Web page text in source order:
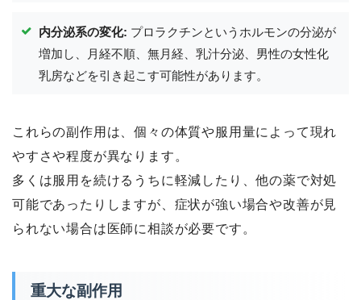
内分泌系の変化: プロラクチンというホルモンの分泌が
増加し、月経不順、無月経、乳汁分泌、男性の女性化
乳房などを引き起こす可能性があります。
これらの副作用は、個々の体質や服用量によって現れ
やすさや程度が異なります。
多くは服用を続けるうちに軽減したり、他の薬で対処
可能であったりしますが、症状が強い場合や改善が見
られない場合は医師に相談が必要です。
重大な副作用